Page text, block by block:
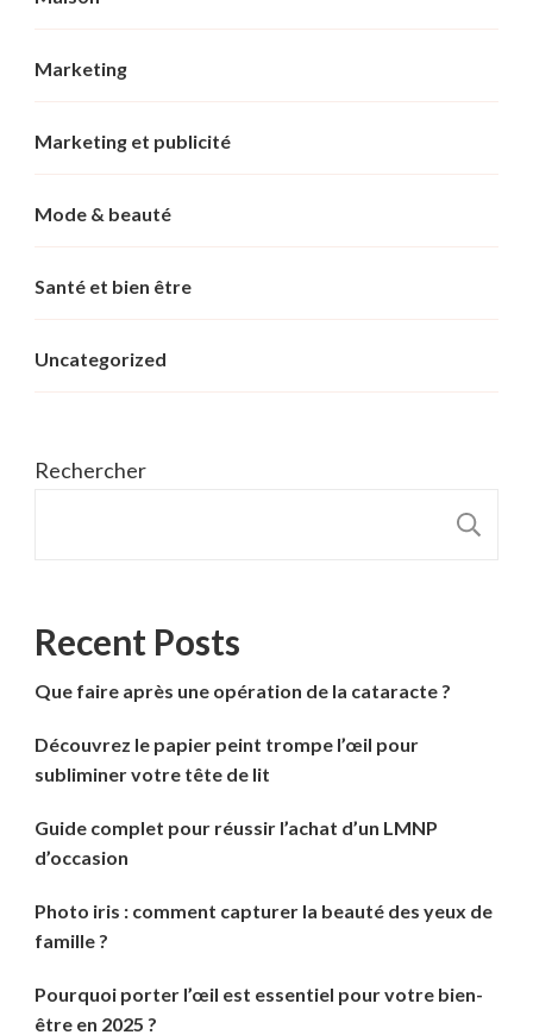
Marketing
Marketing et publicité
Mode & beauté
Santé et bien être
Uncategorized
Rechercher
Recent Posts
Que faire après une opération de la cataracte ?
Découvrez le papier peint trompe l’œil pour
subliminer votre tête de lit
Guide complet pour réussir l’achat d’un LMNP
d’occasion
Photo iris : comment capturer la beauté des yeux de
famille ?
Pourquoi porter l’œil est essentiel pour votre bien-
être en 2025 ?